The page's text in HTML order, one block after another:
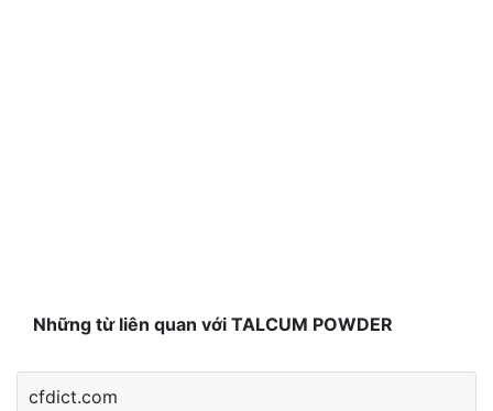
Những từ liên quan với TALCUM POWDER
cfdict.com